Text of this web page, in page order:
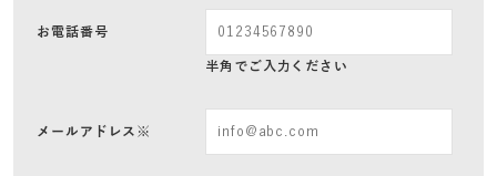
お電話番号
半角でご入力ください
メールアドレス※